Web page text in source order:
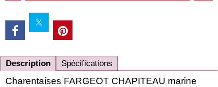
Description Spécifications
Charentaises FARGEOT CHAPITEAU marine